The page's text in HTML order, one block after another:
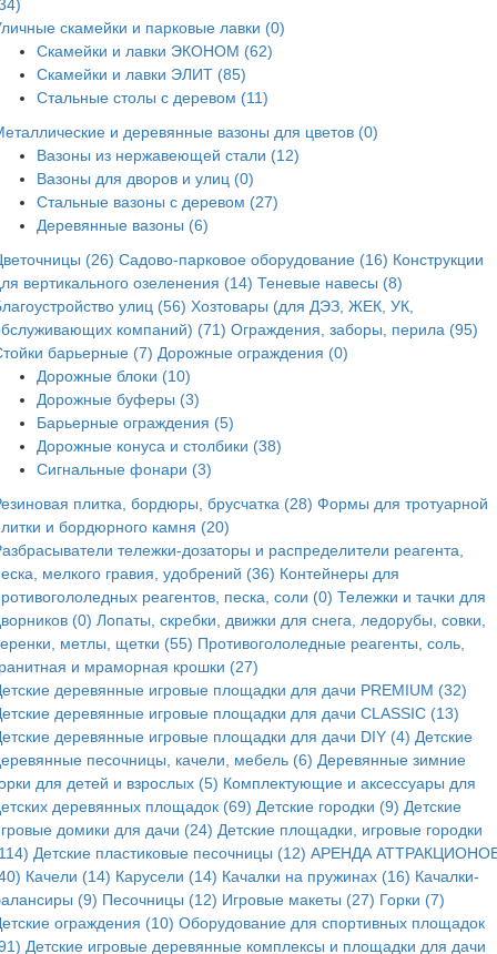
скамейки и парковые лавки (0)
Скамейки и лавки ЭКОНОМ (62)
Скамейки и лавки ЭЛИТ (85)
Стальные столы с деревом (11)
и деревянные вазоны для цветов (0)
Вазоны из нержавеющей стали (12)
Вазоны для дворов и улиц (0)
Стальные вазоны с деревом (27)
Деревянные вазоны (6)
(26) Садово-парковое оборудование (16) Конструкции
вертикального озеленения (14) Теневые навесы (8)
улиц (56) Хозтовары (для ДЭЗ, ЖЕК, УК,
компаний) (71) Ограждения, заборы, перила (95)
барьерные (7) Дорожные ограждения (0)
Дорожные блоки (10)
Дорожные буферы (3)
Барьерные ограждения (5)
Дорожные конуса и столбики (38)
Сигнальные фонари (3)
плитка, бордюры, брусчатка (28) Формы для тротуарной
и бордюрного камня (20)
тележки-дозаторы и распределители реагента,
мелкого гравия, удобрений (36) Контейнеры для
реагентов, песка, соли (0) Тележки и тачки для
(0) Лопаты, скребки, движки для снега, ледорубы, совки,
метлы, щетки (55) Противогололедные реагенты, соль,
и мраморная крошки (27)
деревянные игровые площадки для дачи PREMIUM (32)
деревянные игровые площадки для дачи CLASSIC (13)
деревянные игровые площадки для дачи DIY (4) Детские
песочницы, качели, мебель (6) Деревянные зимние
для детей и взрослых (5) Комплектующие и аксессуары для
деревянных площадок (69) Детские городки (9) Детские
домики для дачи (24) Детские площадки, игровые городки
Детские пластиковые песочницы (12) АРЕНДА
Качели (14) Карусели (14) Качалки на пружинах (16) Качалки-
(9) Песочницы (12) Игровые макеты (27) Горки (7)
ограждения (10) Оборудование для спортивных площадок
Детские игровые деревянные комплексы и площадки для дачи